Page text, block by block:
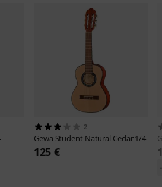
2
Gewa Student Natural Cedar 1/4
125 €